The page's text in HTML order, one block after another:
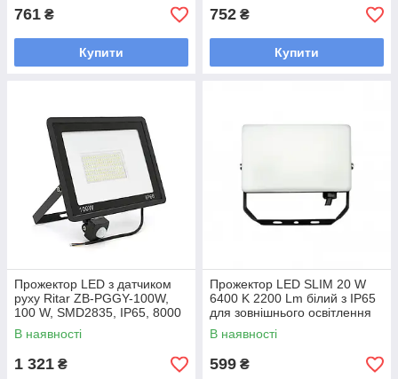
761 ₴
Купити
752 ₴
Купити
Прожектор LED з датчиком
руху Ritar ZB-PGGY-100W,
100 W, SMD2835, IP65, 8000
Lm, 6500 K (100%), Ra>70,
В наявності
1 321 ₴
Прожектор LED SLIM 20 W
6400 K 2200 Lm білий з IP65
для зовнішнього освітлення
170-265V
В наявності
599 ₴